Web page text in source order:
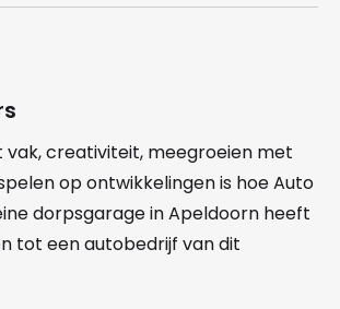
vak, creativiteit, meegroeien met
op ontwikkelingen is hoe Auto
dorpsgarage in Apeldoorn heeft
tot een autobedrijf van dit